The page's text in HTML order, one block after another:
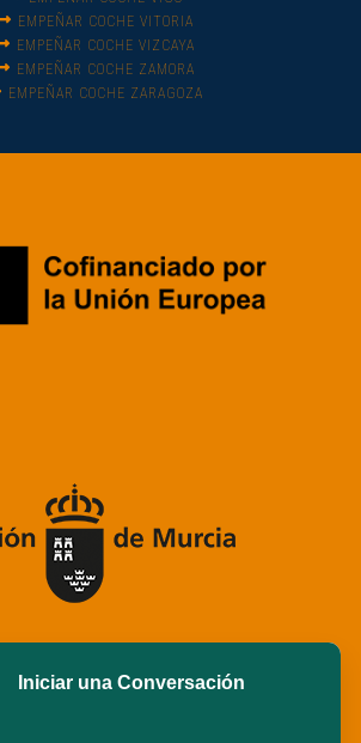
EMPEÑAR COCHE VITORIA
EMPEÑAR COCHE VIZCAYA
EMPEÑAR COCHE ZAMORA
EMPEÑAR COCHE ZARAGOZA
Iniciar una Conversación